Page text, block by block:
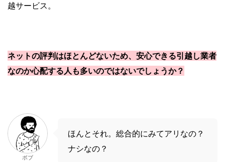
越サービス。
ネットの評判はほとんどないため、安心できる引越し業者
なのか心配する人も多いのではないでしょうか？
ボブ
ほんとそれ。総合的にみてアリなの？
ナシなの？